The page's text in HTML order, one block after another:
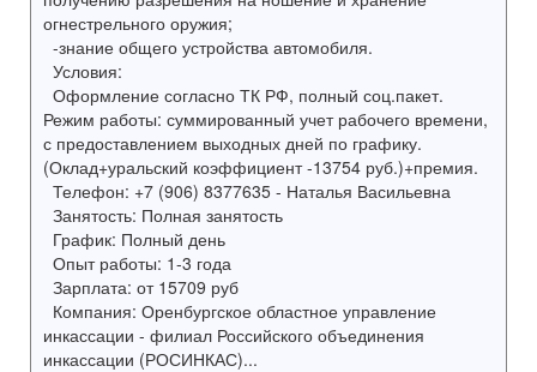
огнестрельного оружия;
-знание общего устройства автомобиля.
Условия:
Оформление согласно ТК РФ, полный соц.пакет.
Режим работы: суммированный учет рабочего времени,
с предоставлением выходных дней по графику.
(Оклад+уральский коэффициент -13754 руб.)+премия.
Телефон: +7 (906) 8377635 - Наталья Васильевна
Занятость: Полная занятость
График: Полный день
Опыт работы: 1-3 года
Зарплата: от 15709 руб
Компания: Оренбургское областное управление
инкассации - филиал Российского объединения
инкассации (РОСИНКАС)...